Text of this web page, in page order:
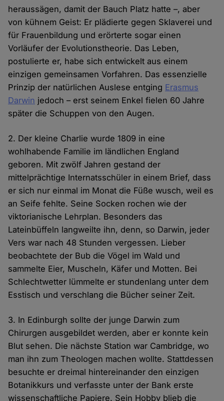
heraussägen, damit der Bauch Platz hatte –, aber
von kühnem Geist: Er plädierte gegen Sklaverei und
für Frauenbildung und erörterte sogar einen
Vorläufer der Evolutionstheorie. Das Leben,
postulierte er, habe sich entwickelt aus einem
einzigen gemeinsamen Vorfahren. Das essenzielle
Prinzip der natürlichen Auslese entging Erasmus
Darwin jedoch – erst seinem Enkel fielen 60 Jahre
später die Schuppen von den Augen.
2. Der kleine Charlie wurde 1809 in eine
wohlhabende Familie im ländlichen England
geboren. Mit zwölf Jahren gestand der
mittelprächtige Internatsschüler in einem Brief, dass
er sich nur einmal im Monat die Füße wusch, weil es
an Seife fehlte. Seine Socken rochen wie der
viktorianische Lehrplan. Besonders das
Lateinbüffeln langweilte ihn, denn, so Darwin, jeder
Vers war nach 48 Stunden vergessen. Lieber
beobachtete der Bub die Vögel im Wald und
sammelte Eier, Muscheln, Käfer und Motten. Bei
Schlechtwetter lümmelte er stundenlang unter dem
Esstisch und verschlang die Bücher seiner Zeit.
3. In Edinburgh sollte der junge Darwin zum
Chirurgen ausgebildet werden, aber er konnte kein
Blut sehen. Die nächste Station war Cambridge, wo
man ihn zum Theologen machen wollte. Stattdessen
besuchte er dreimal hintereinander den einzigen
Botanikkurs und verfasste unter der Bank erste
wissenschaftliche Papiere. Sein Hobby blieb die